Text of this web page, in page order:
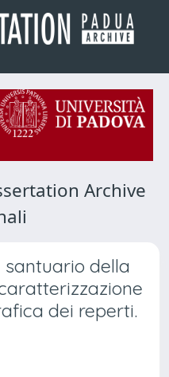
Archive
santuario della
dei reperti.